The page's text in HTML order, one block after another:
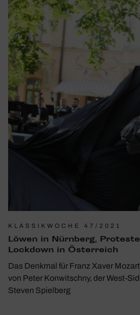
KLASSIKWOCHE 47/2021
Löwen in Nürn­berg,
Lock­down in Öster­reich
Das Denkmal für Franz Xaver
von Peter Konwitschny, der West-
Steven Spielberg